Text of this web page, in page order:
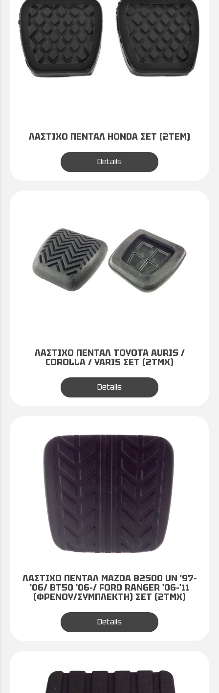
ΛΑΣΤΙΧΟ ΠΕΝΤΑΛ HONDA ΣΕΤ (2ΤΕΜ)
Details
ΛΑΣΤΙΧΟ ΠΕΝΤΑΛ TOYOTA AURIS /
COROLLA / YARIS ΣΕΤ (2ΤΜΧ)
Details
ΛΑΣΤΙΧΟ ΠΕΝΤΑΛ MAZDA B2500 UN '97-
'06/ BT50 '06-/ FORD RANGER '06-'11
(ΦΡΕΝΟΥ/ΣΥΜΠΛΕΚΤΗ) ΣΕΤ (2ΤΜΧ)
Details